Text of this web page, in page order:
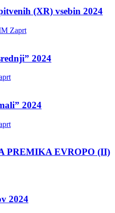
(XR) vsebin 2024
Zaprt
2024
2024
PREMIKA EVROPO (II)
2024